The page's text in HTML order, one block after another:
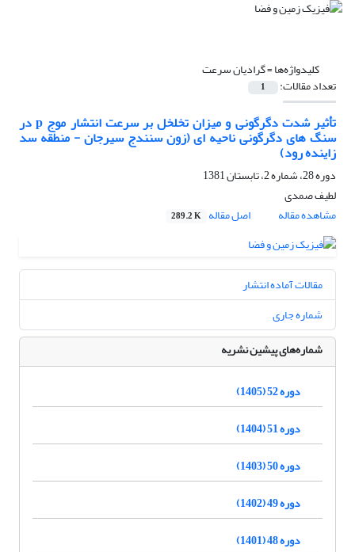
کلیدواژه‌ها =گرادیان سرعت
تعداد مقالات: 1
تأثیر شدت دگرگونی و میزان تخلخل بر سرعت انتشار موج p در
سنگ های دگرگونی ناحیه ای (زون سنندج سیرجان - منطقه سد
زاینده رود)
دوره 28، شماره 2، تابستان 1381
لطیف صمدى
مشاهده مقاله
اصل مقاله 289.2 K
مقالات آماده انتشار
شماره جاری
شماره‌های پیشین نشریه
دوره 52 (1405)
دوره 51 (1404)
دوره 50 (1403)
دوره 49 (1402)
دوره 48 (1401)